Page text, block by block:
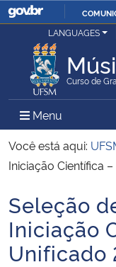
Ministério da Justiça e
Ministério da Defesa
Ministério das Relações
Ministério da Infraestrutura
Ministério da Agricultura,
LANGUAGES
Curso de
Menu Menu
Você está aqui:
Iniciação Científica
Início do conteúdo
Seleção
Iniciação
Unificado